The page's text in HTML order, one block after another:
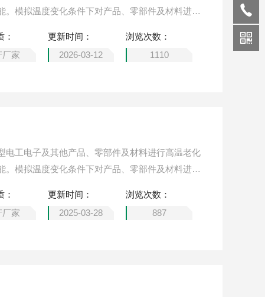
。模拟温度变化条件下对产品、零部件及材料进行
：
厂家
更新时间：
2026-03-12
浏览次数：
1110
电工电子及其他产品、零部件及材料进行高温老化
。模拟温度变化条件下对产品、零部件及材料进行
：
厂家
更新时间：
2025-03-28
浏览次数：
887